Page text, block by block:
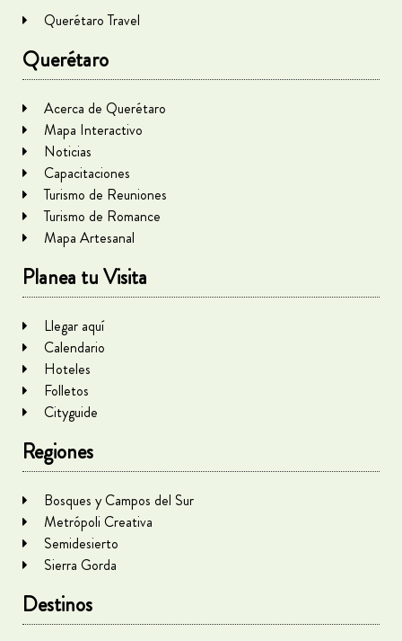
Querétaro Travel
Querétaro
Acerca de Querétaro
Mapa Interactivo
Noticias
Capacitaciones
Turismo de Reuniones
Turismo de Romance
Mapa Artesanal
Planea tu Visita
Llegar aquí
Calendario
Hoteles
Folletos
Cityguide
Regiones
Bosques y Campos del Sur
Metrópoli Creativa
Semidesierto
Sierra Gorda
Destinos